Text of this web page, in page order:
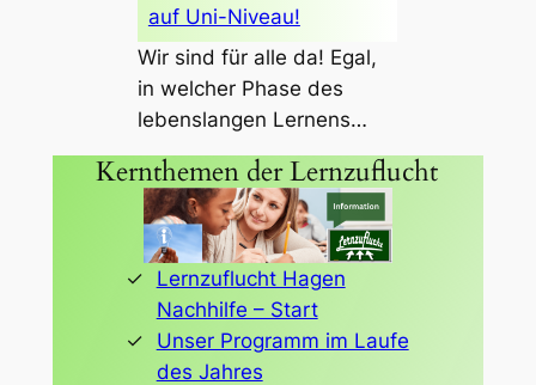
auf Uni-Niveau!
Wir sind für alle da! Egal,
in welcher Phase des
lebenslangen Lernens…
Kernthemen der Lernzuflucht
Lernzuflucht Hagen
Nachhilfe – Start
Unser Programm im Laufe
des Jahres